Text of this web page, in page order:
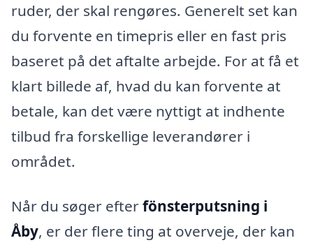
ruder, der skal rengøres. Generelt set kan
du forvente en timepris eller en fast pris
baseret på det aftalte arbejde. For at få et
klart billede af, hvad du kan forvente at
betale, kan det være nyttigt at indhente
tilbud fra forskellige leverandører i
området.
Når du søger efterfönsterputsning i
Åby, er der flere ting at overveje, der kan